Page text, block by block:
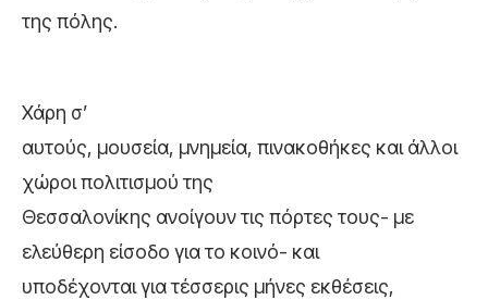
της πόλης.
Χάρη σ’
αυτούς, μουσεία, μνημεία, πινακοθήκες και άλλοι
χώροι πολιτισμού της
Θεσσαλονίκης ανοίγουν τις πόρτες τους- με
ελεύθερη είσοδο για το κοινό- και
υποδέχονται για τέσσερις μήνες εκθέσεις,